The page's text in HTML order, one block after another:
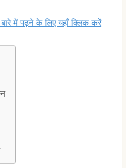
में पढ़ने के लिए यहाँ क्लिक करें